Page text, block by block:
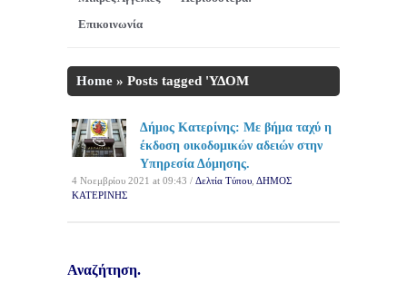
Επικοινωνία
Home » Posts tagged 'ΥΔΟΜ
Δήμος Κατερίνης: Με βήμα ταχύ η
έκδοση οικοδομικών αδειών στην
Υπηρεσία Δόμησης.
4 Νοεμβρίου 2021 at 09:43 / Δελτία Τύπου ΔΗΜΟΣ
ΚΑΤΕΡΙΝΗΣ
Αναζήτηση.